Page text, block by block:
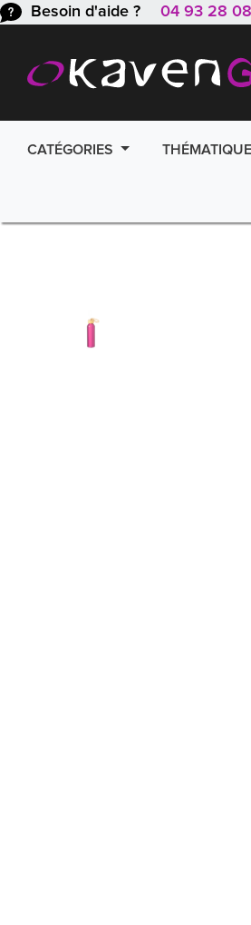
Besoin d'aide ? 04 93 28
CATÉGORIES